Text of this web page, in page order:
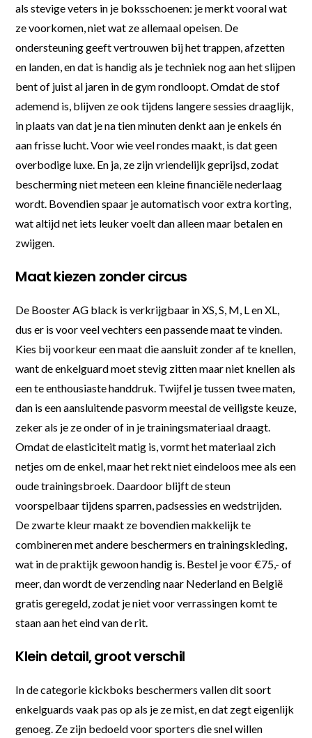
als stevige veters in je boksschoenen: je merkt vooral wat
ze voorkomen, niet wat ze allemaal opeisen. De
ondersteuning geeft vertrouwen bij het trappen, afzetten
en landen, en dat is handig als je techniek nog aan het slijpen
bent of juist al jaren in de gym rondloopt. Omdat de stof
ademend is, blijven ze ook tijdens langere sessies draaglijk,
in plaats van dat je na tien minuten denkt aan je enkels én
aan frisse lucht. Voor wie veel rondes maakt, is dat geen
overbodige luxe. En ja, ze zijn vriendelijk geprijsd, zodat
bescherming niet meteen een kleine financiële nederlaag
wordt. Bovendien spaar je automatisch voor extra korting,
wat altijd net iets leuker voelt dan alleen maar betalen en
zwijgen.
Maat kiezen zonder circus
De Booster AG black is verkrijgbaar in XS, S, M, L en XL,
dus er is voor veel vechters een passende maat te vinden.
Kies bij voorkeur een maat die aansluit zonder af te knellen,
want de enkelguard moet stevig zitten maar niet knellen als
een te enthousiaste handdruk. Twijfel je tussen twee maten,
dan is een aansluitende pasvorm meestal de veiligste keuze,
zeker als je ze onder of in je trainingsmateriaal draagt.
Omdat de elasticiteit matig is, vormt het materiaal zich
netjes om de enkel, maar het rekt niet eindeloos mee als een
oude trainingsbroek. Daardoor blijft de steun
voorspelbaar tijdens sparren, padsessies en wedstrijden.
De zwarte kleur maakt ze bovendien makkelijk te
combineren met andere beschermers en trainingskleding,
wat in de praktijk gewoon handig is. Bestel je voor €75,- of
meer, dan wordt de verzending naar Nederland en België
gratis geregeld, zodat je niet voor verrassingen komt te
staan aan het eind van de rit.
Klein detail, groot verschil
In de categorie kickboks beschermers vallen dit soort
enkelguards vaak pas op als je ze mist, en dat zegt eigenlijk
genoeg. Ze zijn bedoeld voor sporters die snel willen